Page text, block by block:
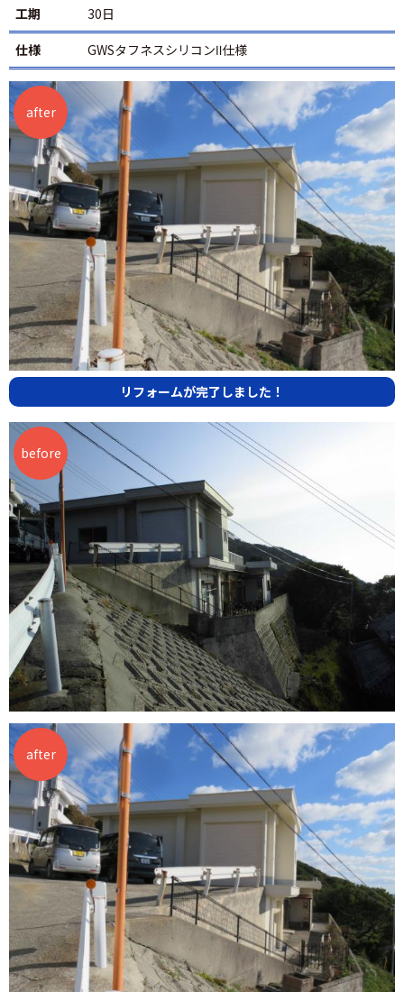
工期
30日
仕様
GWSタフネスシリコンⅡ仕様
リフォームが完了しました！